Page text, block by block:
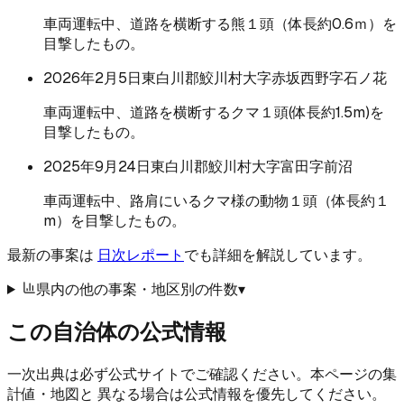
車両運転中、道路を横断する熊１頭（体長約0.6ｍ）を
目撃したもの。
2026年2月5日東白川郡鮫川村大字赤坂西野字石ノ花
車両運転中、道路を横断するクマ１頭(体長約1.5m)を
目撃したもの。
2025年9月24日東白川郡鮫川村大字富田字前沼
車両運転中、路肩にいるクマ様の動物１頭（体長約１
m）を目撃したもの。
最新の事案は 日次レポート でも詳細を解説しています。
県内の他の事案・地区別の件数▾
この自治体の公式情報
一次出典は必ず公式サイトでご確認ください。本ページの集
計値・地図と 異なる場合は公式情報を優先してください。